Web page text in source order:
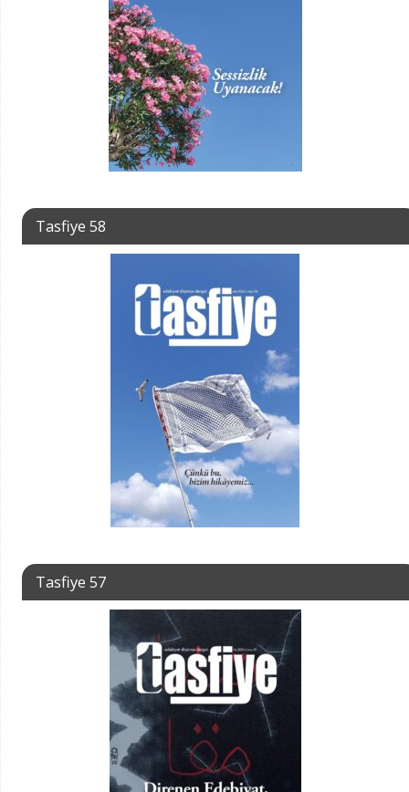
Tasfiye 58
Tasfiye 57